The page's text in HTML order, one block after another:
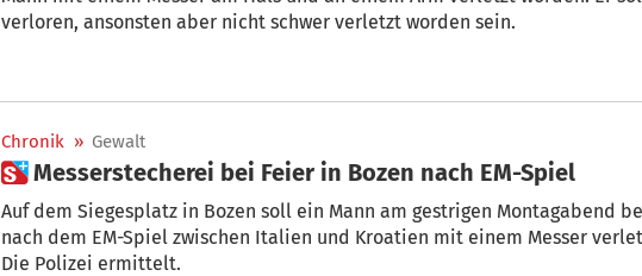
verloren, ansonsten aber nicht schwer verletzt worden sein.
Chronik » Gewalt
 Messerstecherei bei Feier in Bozen nach EM-Spiel
Auf dem Siegesplatz in Bozen soll ein Mann am gestrigen Montagabend
nach dem EM-Spiel zwischen Italien und Kroatien mit einem Messer
Die Polizei ermittelt.